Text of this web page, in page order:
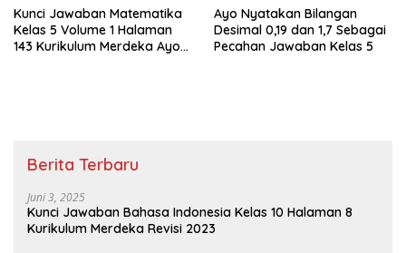
Kunci Jawaban Matematika
Kelas 5 Volume 1 Halaman
143 Kurikulum Merdeka Ayo
Ayo Nyatakan Bilangan
Desimal 0,19 dan 1,7 Sebagai
Pecahan Jawaban Kelas 5
Berita Terbaru
Juni 3, 2025
Kunci Jawaban Bahasa Indonesia Kelas 10 Halaman 8
Kurikulum Merdeka Revisi 2023